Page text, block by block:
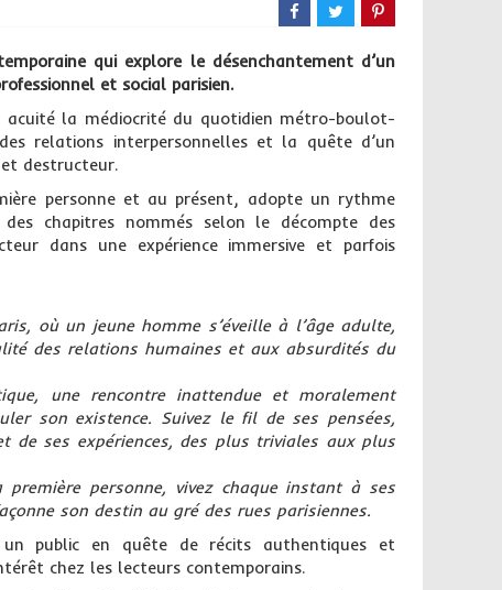
qui explore le désenchantement d’un
et social parisien.
acuité la médiocrité du quotidien métro-boulot-
relations interpersonnelles et la quête d’un
destructeur.
personne et au présent, adopte un rythme
chapitres nommés selon le décompte des
dans une expérience immersive et parfois
où un jeune homme s’éveille à l’âge adulte,
des relations humaines et aux absurdités du
une rencontre inattendue et moralement
son existence. Suivez le fil de ses pensées,
de ses expériences, des plus triviales aux plus
personne, vivez chaque instant à ses
son destin au gré des rues parisiennes.
public en quête de récits authentiques et
chez les lecteurs contemporains.